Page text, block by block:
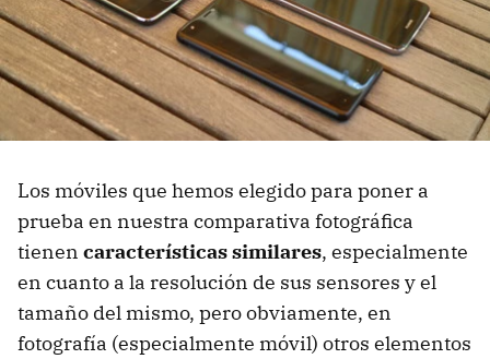
Los móviles que hemos elegido para poner a
prueba en nuestra comparativa fotográfica
tienen características similares, especialmente
en cuanto a la resolución de sus sensores y el
tamaño del mismo, pero obviamente, en
fotografía (especialmente móvil) otros elementos